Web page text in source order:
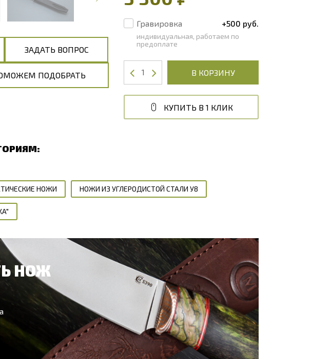
ЗАДАТЬ ВОПРОС
ПОДОБРАТЬ
Гравировка +500 руб.
индивидуальная, работаем по
предоплате
В КОРЗИНУ
КУПИТЬ В 1 КЛИК
НОЖИ НОЖИ ИЗ УГЛЕРОДИСТОЙ СТАЛИ У8
НОЖ